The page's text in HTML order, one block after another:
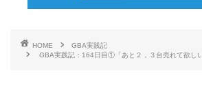
HOME
GBA実践記
GBA実践記：164日目①「あと２，３台売れて欲しい